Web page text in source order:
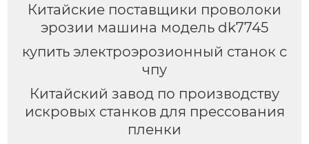
Китайские поставщики проволоки
эрозии машина модель dk7745
купить электроэрозионный станок с
чпу
Китайский завод по производству
искровых станков для прессования
пленки